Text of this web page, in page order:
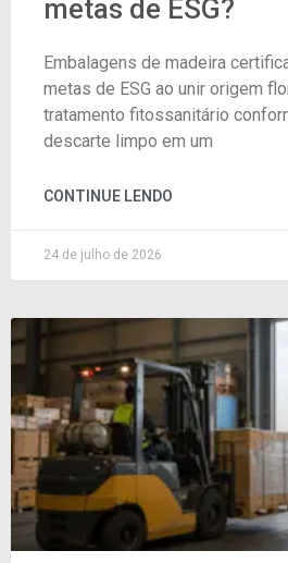
metas de ESG?
Embalagens de madeira
metas de ESG ao unir origem
tratamento fitossanitário
descarte limpo em um
CONTINUE LENDO
24 de julho de 2026